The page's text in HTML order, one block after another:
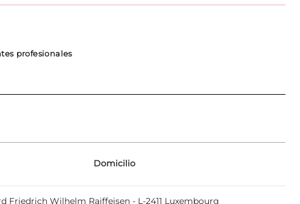
profesionales
Domicilio
Friedrich Wilhelm Raiffeisen - L-2411 Luxembourg